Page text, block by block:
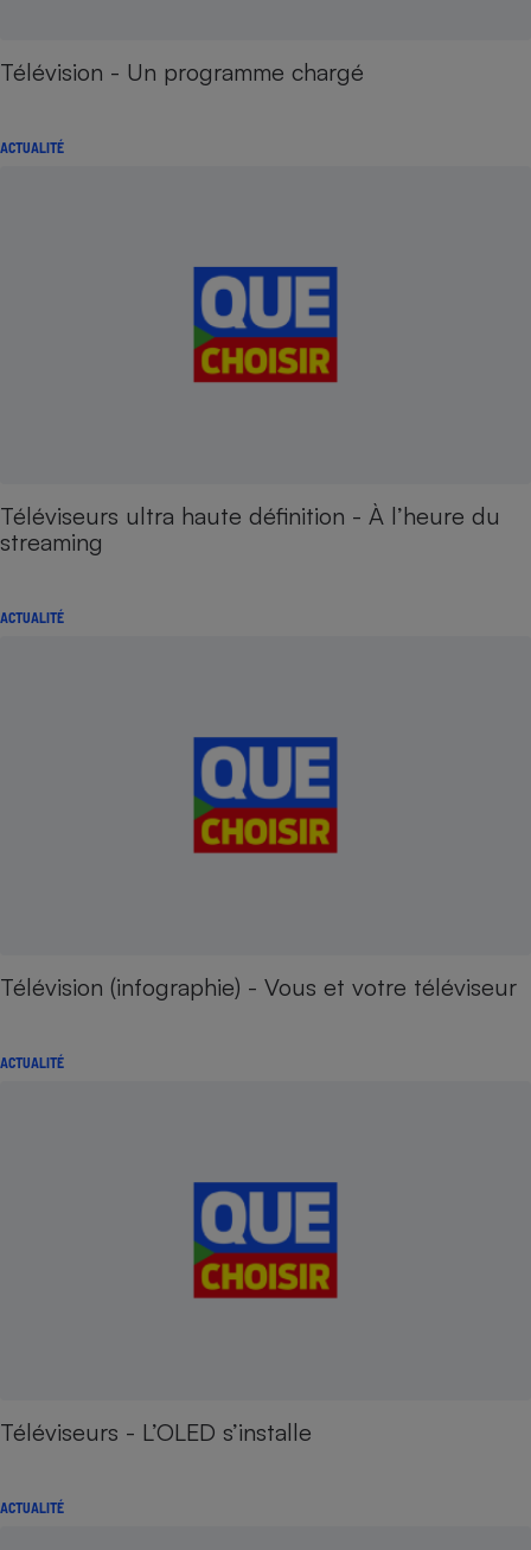
Télévision - Un programme chargé
ACTUALITÉ
Téléviseurs ultra haute définition - À l’heure du
streaming
ACTUALITÉ
Télévision (infographie) - Vous et votre téléviseur
ACTUALITÉ
Téléviseurs - L’OLED s’installe
ACTUALITÉ